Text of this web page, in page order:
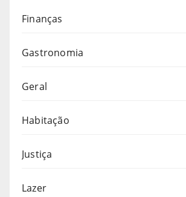
Finanças
Gastronomia
Geral
Habitação
Justiça
Lazer